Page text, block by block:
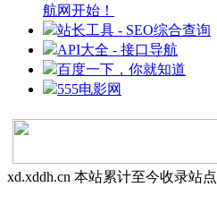
航网开始！
站长工具 - SEO综合查询
API大全 - 接口导航
百度一下，你就知道
555电影网
xd.xddh.cn 本站累计至今收录站点